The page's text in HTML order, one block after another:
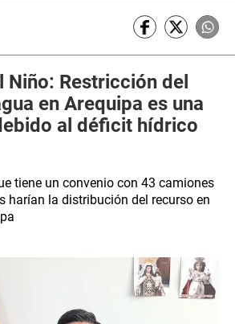
Niño: Restricción del
en Arequipa es una
al déficit hídrico
tiene un convenio con 43 camiones
harían la distribución del recurso en